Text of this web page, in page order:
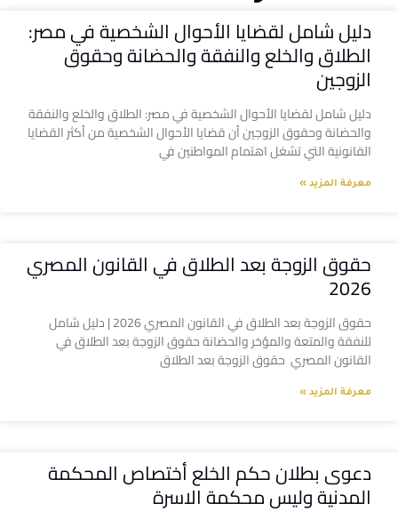
دليل شامل لقضايا الأحوال الشخصية في مصر:
الطلاق والخلع والنفقة والحضانة وحقوق
الزوجين
دليل شامل لقضايا الأحوال الشخصية في مصر: الطلاق والخلع والنفقة
والحضانة وحقوق الزوجين أن قضايا الأحوال الشخصية من أكثر القضايا
القانونية التي تشغل اهتمام المواطنين في
معرفة المزيد »
حقوق الزوجة بعد الطلاق في القانون المصري
2026
حقوق الزوجة بعد الطلاق في القانون المصري 2026 | دليل شامل
للنفقة والمتعة والمؤخر والحضانة حقوق الزوجة بعد الطلاق في
القانون المصري حقوق الزوجة بعد الطلاق
معرفة المزيد »
دعوى بطلان حكم الخلع أختصاص المحكمة
المدنية وليس محكمة الاسرة